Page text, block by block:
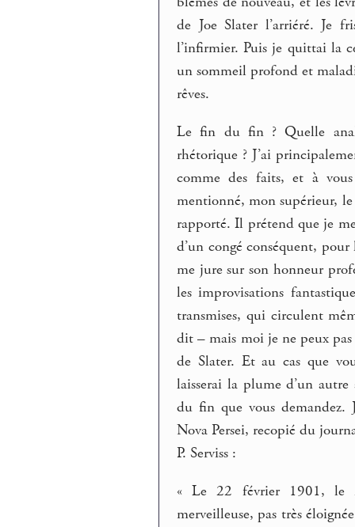
de Joe Slater l’arriéré. Je
l’infirmier. Puis je quittai la
un sommeil profond et
rêves.
Le fin du fin ? Quelle
rhétorique ? J’ai
comme des faits, et à
mentionné, mon supérieur,
rapporté. Il prétend que je
d’un congé conséquent,
me jure sur son honneur
les improvisations
transmises, qui circulent
dit – mais moi je ne peux
de Slater. Et au cas que
laisserai la plume d’un
du fin que vous demandez.
Nova Persei, recopié du
P. Serviss :
« Le 22 février 1901, le
merveilleuse, pas très